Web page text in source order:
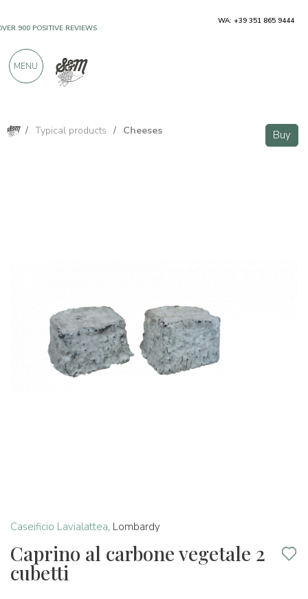
/ Typical products / Cheeses Buy
Caseificio Lavialattea, Lombardy
Caprino al carbone vegetale 2
cubetti
WA: +39 351 865 9444
MENU